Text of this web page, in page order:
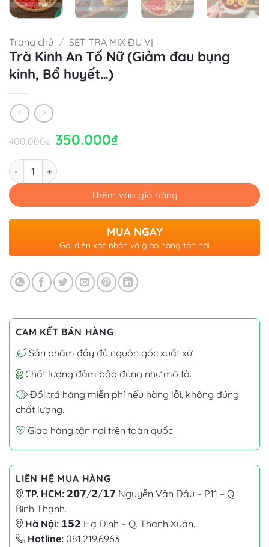
Trang chủ / SET TRÀ MIX ĐỦ VỊ
Trà Kinh An Tố Nữ (Giảm đau bụng
kinh, Bổ huyết…)
400.000₫ Giá
gốc
400.000₫.
350.000₫Giá
hiện
Số lượng
Thêm vào giỏ hàng
MUA NGAY
Gọi điện xác nhận và giao hàng tận nơi
CAM KẾT BÁN HÀNG
Sản phẩm đầy đủ nguồn gốc xuất xứ.
Chất lượng đảm bảo đúng như mô tả.
Đổi trả hàng miễn phí nếu hàng lỗi, không đúng
chất lượng.
Giao hàng tận nơi trên toàn quốc.
LIÊN HỆ MUA HÀNG
TP. HCM: 𝟮𝟬𝟳/𝟮/𝟭𝟳 Nguyễn Văn Đậu – P11 – Q.
Bình Thạnh.
Hà Nội: 𝟭𝟱𝟮 Hạ Đình – Q. Thanh Xuân.
Hotline: 081.219.6963